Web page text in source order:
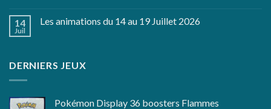
14
Juil
Les animations du 14 au 19 Juillet 2026
DERNIERS JEUX
Pokémon Display 36 boosters Flammes